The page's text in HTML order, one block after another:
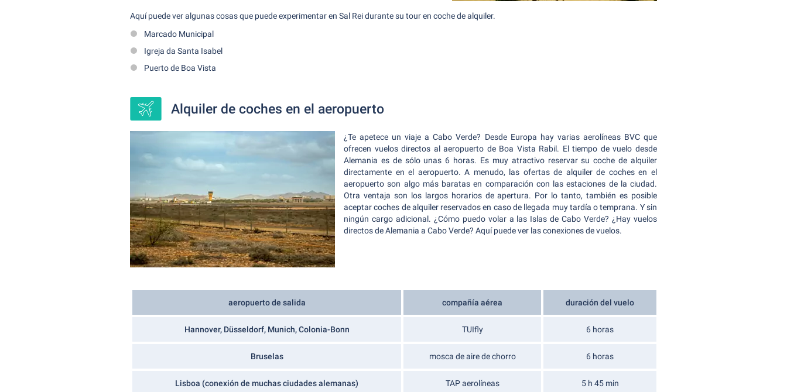
Aquí puede ver algunas cosas que puede experimentar en Sal Rei durante su tour en coche de alquiler.
Marcado Municipal
Igreja da Santa Isabel
Puerto de Boa Vista
Alquiler de coches en el aeropuerto
¿Te apetece un viaje a Cabo Verde? Desde Europa hay varias aerolíneas BVC que
ofrecen vuelos directos al aeropuerto de Boa Vista Rabil. El tiempo de vuelo desde
Alemania es de sólo unas 6 horas. Es muy atractivo reservar su coche de alquiler
directamente en el aeropuerto. A menudo, las ofertas de alquiler de coches en el
aeropuerto son algo más baratas en comparación con las estaciones de la ciudad.
Otra ventaja son los largos horarios de apertura. Por lo tanto, también es posible
aceptar coches de alquiler reservados en caso de llegada muy tardía o temprana. Y sin
ningún cargo adicional. ¿Cómo puedo volar a las Islas de Cabo Verde? ¿Hay vuelos
directos de Alemania a Cabo Verde? Aquí puede ver las conexiones de vuelos.
aeropuerto de salida compañía aérea duración del vuelo
Hannover, Düsseldorf, Munich, Colonia-Bonn TUIfly 6 horas
Bruselas mosca de aire de chorro 6 horas
Lisboa (conexión de muchas ciudades alemanas) TAP aerolíneas 5 h 45 min